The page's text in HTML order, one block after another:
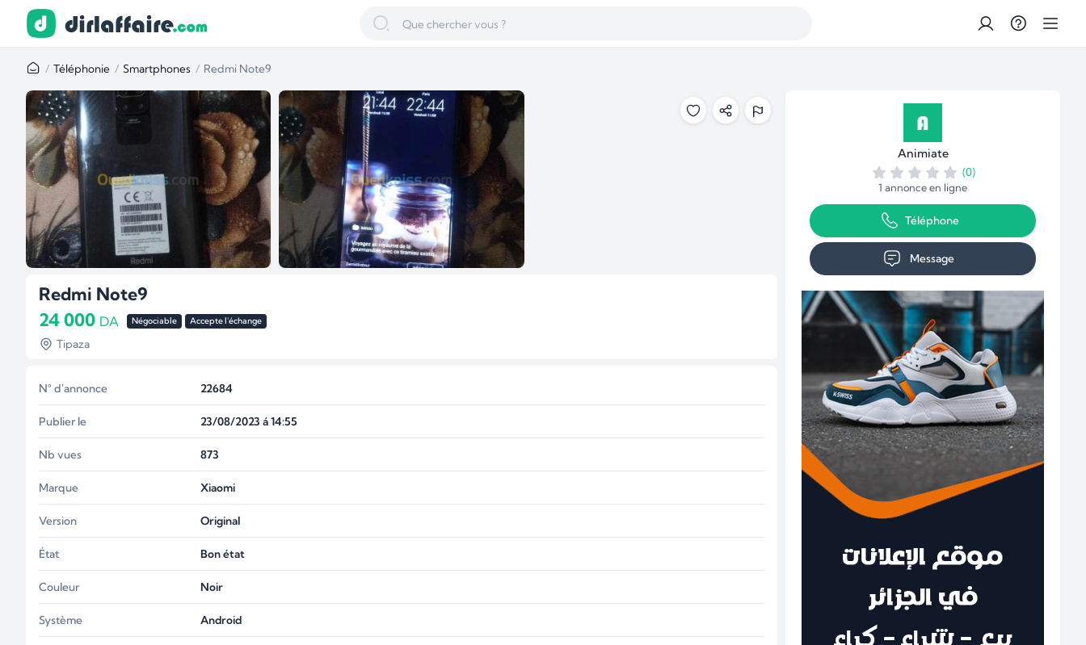
Téléphonie Smartphones Redmi Note9
Redmi Note9
24 000 DA Négociable Accepte l'échange
Tipaza
N° d'annonce 22684
Publier le 23/08/2023 á 14:55
Nb vues 873
Marque Xiaomi
Version Original
État Bon état
Couleur Noir
Système Android
Animiate
(0)
1 annonce en ligne
Téléphone
Message